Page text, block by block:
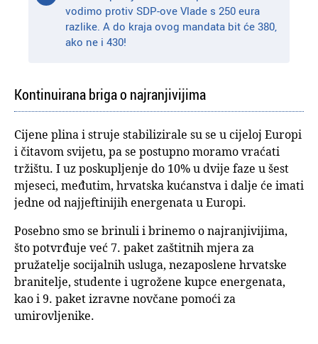
vodimo protiv SDP-ove Vlade s 250 eura
razlike. A do kraja ovog mandata bit će 380,
ako ne i 430!
Kontinuirana briga o najranjivijima
Cijene plina i struje stabilizirale su se u cijeloj Europi
i čitavom svijetu, pa se postupno moramo vraćati
tržištu. I uz poskupljenje do 10% u dvije faze u šest
mjeseci, međutim, hrvatska kućanstva i dalje će imati
jedne od najjeftinijih energenata u Europi.
Posebno smo se brinuli i brinemo o najranjivijima,
što potvrđuje već 7. paket zaštitnih mjera za
pružatelje socijalnih usluga, nezaposlene hrvatske
branitelje, studente i ugrožene kupce energenata,
kao i 9. paket izravne novčane pomoći za
umirovljenike.